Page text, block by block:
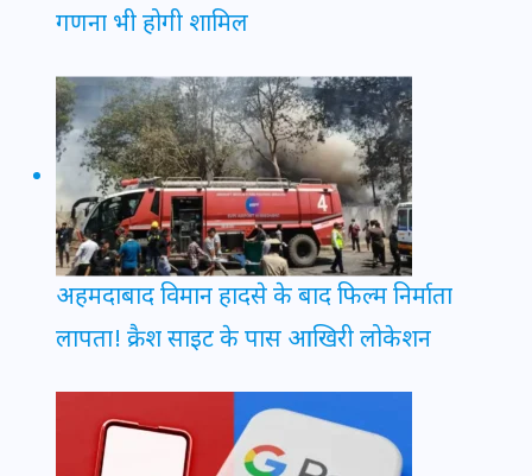
गणना भी होगी शामिल
अहमदाबाद विमान हादसे के बाद फिल्म निर्माता
लापता! क्रैश साइट के पास आखिरी लोकेशन